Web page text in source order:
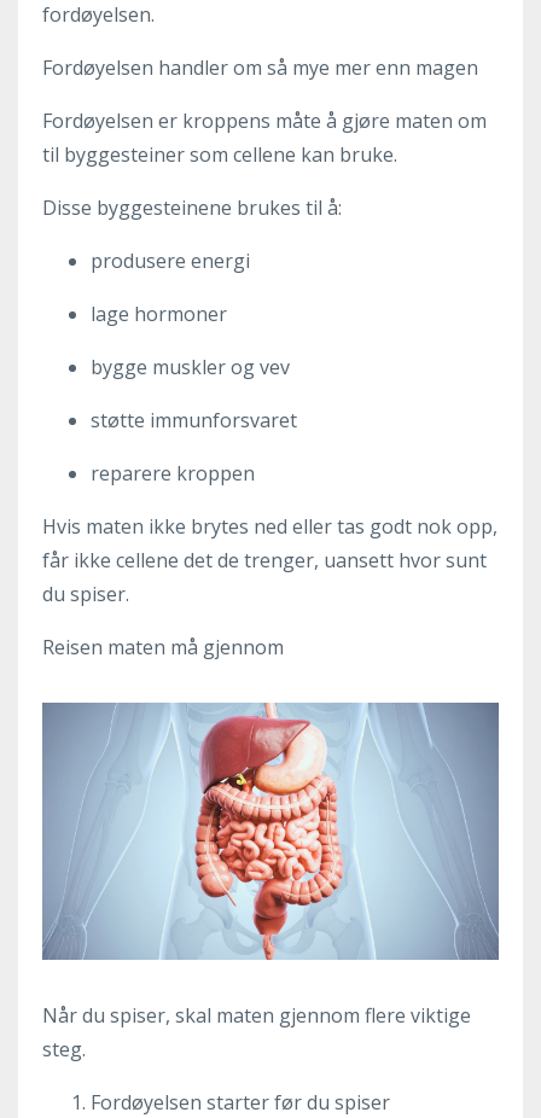
fordøyelsen.
Fordøyelsen handler om så mye mer enn magen
Fordøyelsen er kroppens måte å gjøre maten om
til byggesteiner som cellene kan bruke.
Disse byggesteinene brukes til å:
produsere energi
lage hormoner
bygge muskler og vev
støtte immunforsvaret
reparere kroppen
Hvis maten ikke brytes ned eller tas godt nok opp,
får ikke cellene det de trenger, uansett hvor sunt
du spiser.
Reisen maten må gjennom
Når du spiser, skal maten gjennom flere viktige
steg.
Fordøyelsen starter før du spiser